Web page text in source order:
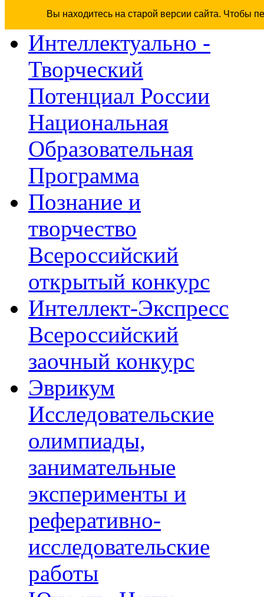
Вы находитесь на старой версии сайта. Чтобы
Интеллектуально -
Творческий
Потенциал России
Национальная
Образовательная
Программа
Познание и
творчество
Всероссийский
открытый конкурс
Интеллект-Экспресс
Всероссийский
заочный конкурс
Эврикум
Исследовательские
олимпиады,
занимательные
эксперименты и
реферативно-
исследовательские
работы